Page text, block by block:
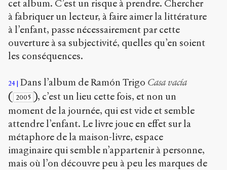
cet album. C’est un risque à prendre. Chercher
à fabriquer un lecteur, à faire aimer la littérature
à l’enfant, passe nécessairement par cette
ouverture à sa subjectivité, quelles qu’en soient
les conséquences.
24 Dans l’album de Ramón Trigo Casa vacía
( 2005 ), c’est un lieu cette fois, et non un
moment de la journée, qui est vide et semble
attendre l’enfant. Le livre joue en effet sur la
métaphore de la maison-livre, espace
imaginaire qui semble n’appartenir à personne,
mais où l’on découvre peu à peu les marques de